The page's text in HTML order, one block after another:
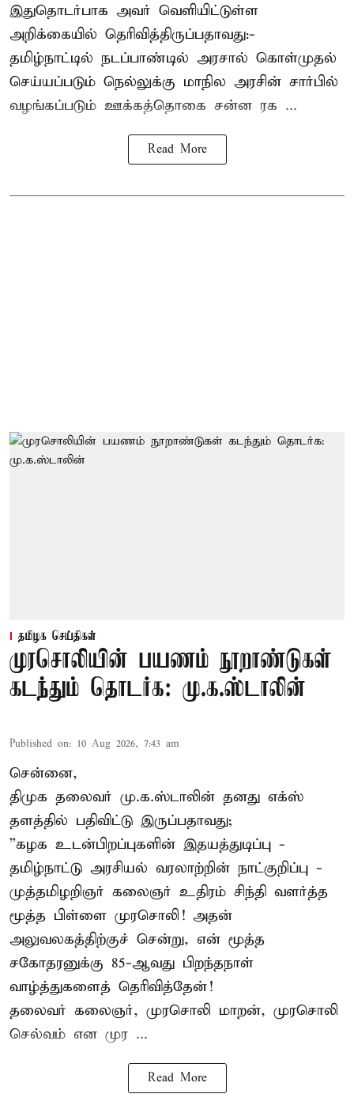
இதுதொடர்பாக அவர் வெளியிட்டுள்ள
அறிக்கையில் தெரிவித்திருப்பதாவது:-
தமிழ்நாட்டில் நடப்பாண்டில் அரசால் கொள்முதல்
செய்யப்படும் நெல்லுக்கு மாநில அரசின் சார்பில்
வழங்கப்படும் ஊக்கத்தொகை சன்ன ரக ...
Read More
தமிழக செய்திகள்
முரசொலியின் பயணம் நூறாண்டுகள்
கடந்தும் தொடர்க: மு.க.ஸ்டாலின்
Published on: 10 Aug 2026, 7:43 am
சென்னை,
திமுக தலைவர் மு.க.ஸ்டாலின் தனது எக்ஸ்
தளத்தில் பதிவிட்டு இருப்பதாவது;
”கழக உடன்பிறப்புகளின் இதயத்துடிப்பு -
தமிழ்நாட்டு அரசியல் வரலாற்றின் நாட்குறிப்பு -
முத்தமிழறிஞர் கலைஞர் உதிரம் சிந்தி வளர்த்த
மூத்த பிள்ளை முரசொலி! அதன்
அலுவலகத்திற்குச் சென்று, என் மூத்த
சகோதரனுக்கு 85-ஆவது பிறந்தநாள்
வாழ்த்துகளைத் தெரிவித்தேன்!
தலைவர் கலைஞர், முரசொலி மாறன், முரசொலி
செல்வம் என முர ...
Read More